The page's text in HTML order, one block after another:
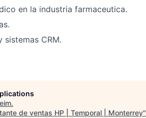
en la industria farmaceutica.
CRM.
.
de ventas HP | Temporal | Monterrey"